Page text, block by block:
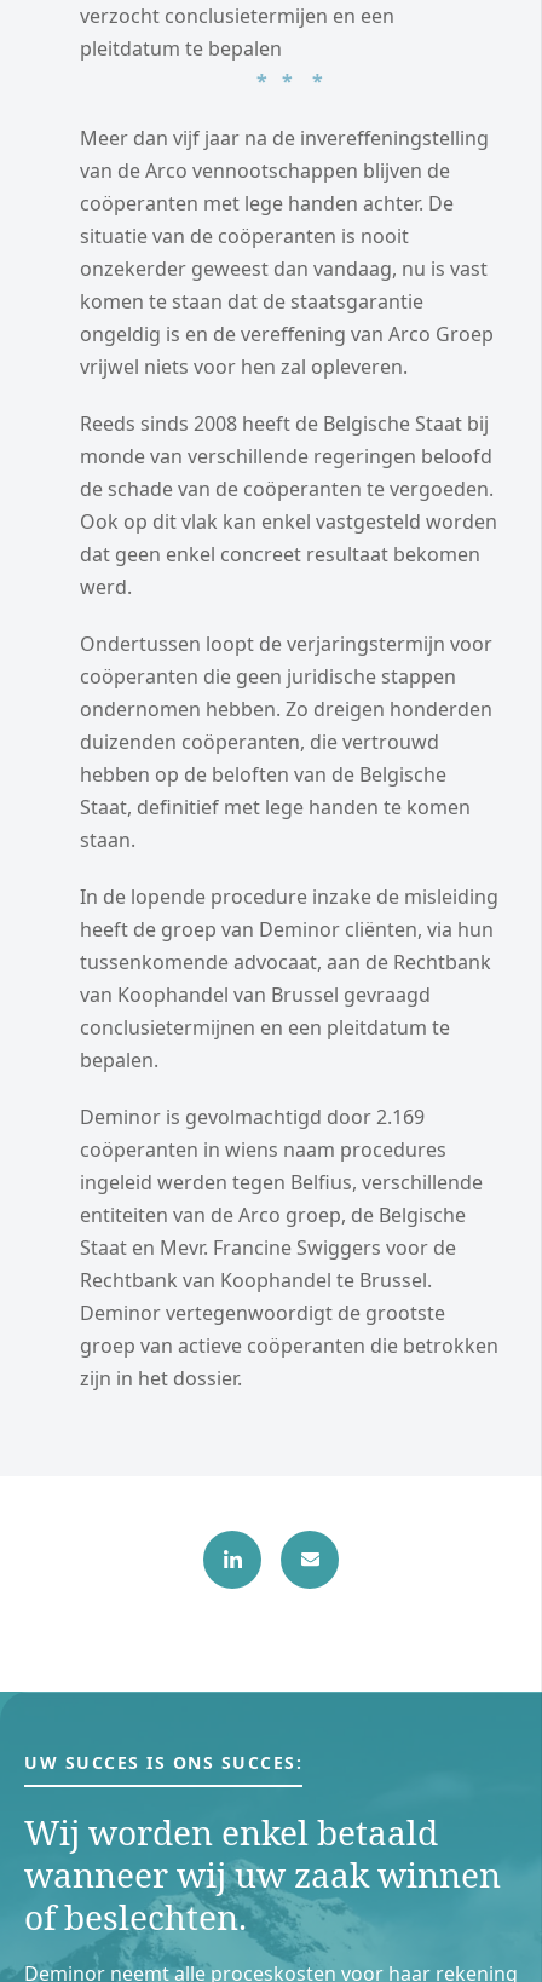
verzocht conclusietermijen en een
pleitdatum te bepalen
* * *
Meer dan vijf jaar na de invereffeningstelling
van de Arco vennootschappen blijven de
coöperanten met lege handen achter. De
situatie van de coöperanten is nooit
onzekerder geweest dan vandaag, nu is vast
komen te staan dat de staatsgarantie
ongeldig is en de vereffening van Arco Groep
vrijwel niets voor hen zal opleveren.
Reeds sinds 2008 heeft de Belgische Staat bij
monde van verschillende regeringen beloofd
de schade van de coöperanten te vergoeden.
Ook op dit vlak kan enkel vastgesteld worden
dat geen enkel concreet resultaat bekomen
werd.
Ondertussen loopt de verjaringstermijn voor
coöperanten die geen juridische stappen
ondernomen hebben. Zo dreigen honderden
duizenden coöperanten, die vertrouwd
hebben op de beloften van de Belgische
Staat, definitief met lege handen te komen
staan.
In de lopende procedure inzake de misleiding
heeft de groep van Deminor cliënten, via hun
tussenkomende advocaat, aan de Rechtbank
van Koophandel van Brussel gevraagd
conclusietermijnen en een pleitdatum te
bepalen.
Deminor is gevolmachtigd door 2.169
coöperanten in wiens naam procedures
ingeleid werden tegen Belfius, verschillende
entiteiten van de Arco groep, de Belgische
Staat en Mevr. Francine Swiggers voor de
Rechtbank van Koophandel te Brussel.
Deminor vertegenwoordigt de grootste
groep van actieve coöperanten die betrokken
zijn in het dossier.
UW SUCCES IS ONS SUCCES:
Wij worden enkel betaald
wanneer wij uw zaak winnen
of beslechten.
Deminor neemt alle proceskosten voor haar rekening